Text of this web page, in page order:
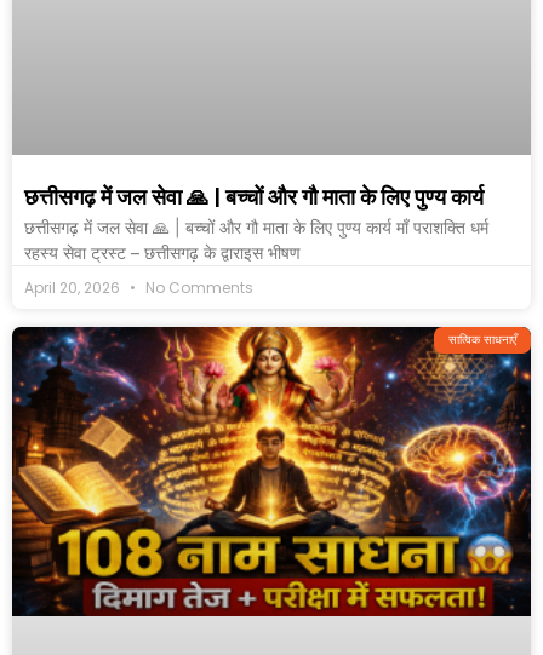
छत्तीसगढ़ में जल सेवा 🙏 | बच्चों और गौ माता के लिए पुण्य कार्य
छत्तीसगढ़ में जल सेवा 🙏 | बच्चों और गौ माता के लिए पुण्य कार्य माँ पराशक्ति धर्म
रहस्य सेवा ट्रस्ट – छत्तीसगढ़ के द्वाराइस भीषण
April 20, 2026
No Comments
सात्विक साधनाएँ